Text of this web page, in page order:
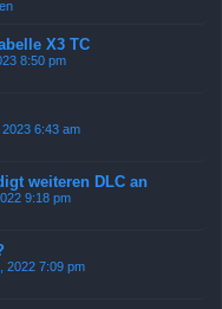
X3 TC
8:50 pm
6:43 am
weiteren DLC an
9:18 pm
2022 7:09 pm